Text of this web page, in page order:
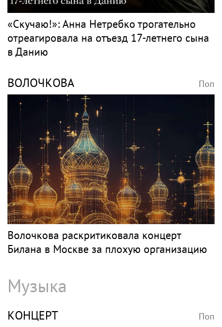
«Скучаю!»: Анна Нетребко трогательно
отреагировала на отъезд 17-летнего сына
в Данию
ВОЛОЧКОВА Поп
Волочкова раскритиковала концерт
Билана в Москве за плохую организацию
Музыка
КОНЦЕРТ Поп